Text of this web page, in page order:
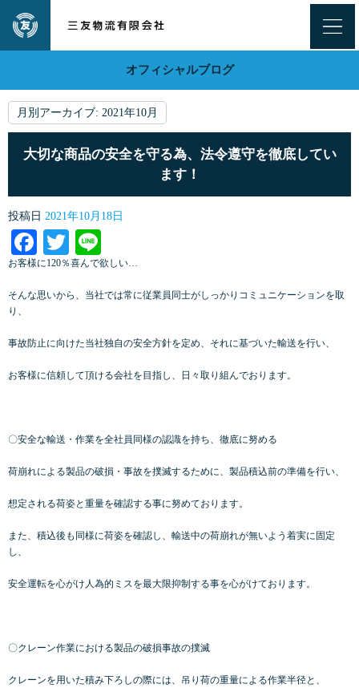
オフィシャルブログ
月別アーカイブ: 2021年10月
大切な商品の安全を守る為、法令遵守を徹底してい
ます！
投稿日 2021年10月18日
Facebook
Twitter
お客様に120％喜んで欲しい…
そんな思いから、当社では常に従業員同士がしっかりコミュニケーションを取
り、
事故防止に向けた当社独自の安全方針を定め、それに基づいた輸送を行い、
お客様に信頼して頂ける会社を目指し、日々取り組んでおります。
〇安全な輸送・作業を全社員同様の認識を持ち、徹底に努める
荷崩れによる製品の破損・事故を撲滅するために、製品積込前の準備を行い、
想定される荷姿と重量を確認する事に努めております。
また、積込後も同様に荷姿を確認し、輸送中の荷崩れが無いよう着実に固定
し、
安全運転を心がけ人為的ミスを最大限抑制する事を心がけております。
〇クレーン作業における製品の破損事故の撲滅
クレーンを用いた積み下ろしの際には、吊り荷の重量による作業半径と、